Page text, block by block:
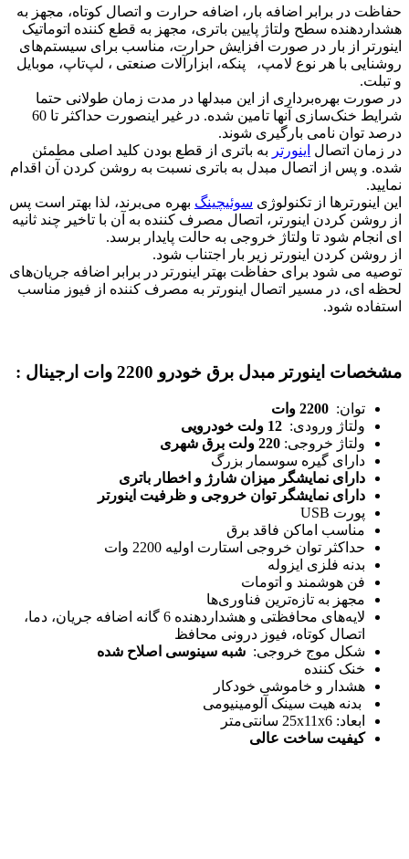
حفاظت در برابر اضافه بار، اضافه حرارت و اتصال کوتاه، مجهز به
هشداردهنده سطح ولتاژ پایین باتری، مجهز به قطع کننده اتوماتیک
اینورتر از بار در صورت افزایش حرارت، مناسب برای سیستم‌های
روشنایی با هر نوع لامپ، پنکه، ابزارآلات صنعتی ، لپ‌تاپ، موبایل
و تبلت.
در صورت بهره‌برداری از این مبدلها در مدت زمان طولانی حتما
شرایط خنک‌سازی آنها تامین شده. در غیر اینصورت حداکثر تا 60
درصد توان نامی بارگیری شوند.
در زمان اتصال اینورتر به باتری از قطع بودن کلید اصلی مطمئن
شده. و پس از اتصال مبدل به باتری نسبت به روشن کردن آن اقدام
نمایید.
این اینورترها از تکنولوژی سوئیچینگ بهره می‌برند، لذا بهتر است پس
از روشن کردن اینورتر، اتصال مصرف کننده به آن با تاخیر چند ثانیه
ای انجام شود تا ولتاژ خروجی به حالت پایدار برسد.
از روشن کردن اینورتر زیر بار اجتناب شود.
توصیه می شود برای حفاظت بهتر اینورتر در برابر اضافه جریان‌های
لحظه ای، در مسیر اتصال اینورتر به مصرف کننده از فیوز مناسب
استفاده شود.
مشخصات اینورتر مبدل برق خودرو 2200 وات ارجینال :
توان: 2200 وات
ولتاژ ورودی: 12 ولت خودرویی
ولتاژ خروجی: 220 ولت برق شهری
دارای گیره سوسمار بزرگ
دارای نمایشگر میزان شارژ و اخطار باتری
دارای نمایشگر توان خروجی و ظرفیت اینورتر
پورت USB
مناسب اماکن فاقد برق
حداکثر توان خروجی استارت اولیه 2200 وات
بدنه فلزی ایزوله
فن هوشمند و اتومات
مجهز به تازه‌ترین فناوری‌ها
لایه‌های محافظتی و هشداردهنده 6 گانه اضافه جریان، دما،
اتصال کوتاه، فیوز درونی محافظ
شکل موج خروجی: شبه سینوسی اصلاح شده
خنک کننده
هشدار و خاموشی خودکار
بدنه هیت سینک آلومینیومی
ابعاد: 25x11x6 سانتی‌متر
کیفیت ساخت عالی